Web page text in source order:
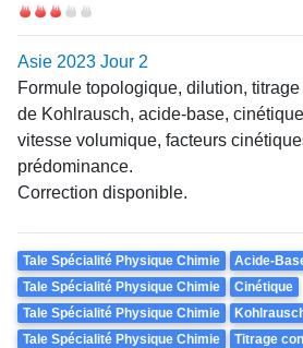
Difficulté
Asie 2023 Jour 2
Formule topologique, dilution,
de Kohlrausch, acide-base,
vitesse volumique, facteurs
prédominance.
Correction disponible.
Theme
Tale Spécialité Physique Chimie
Acide-
Tale Spécialité Physique Chimie
Cinétique
Tale Spécialité Physique Chimie
Tale Spécialité Physique Chimie
Titrage